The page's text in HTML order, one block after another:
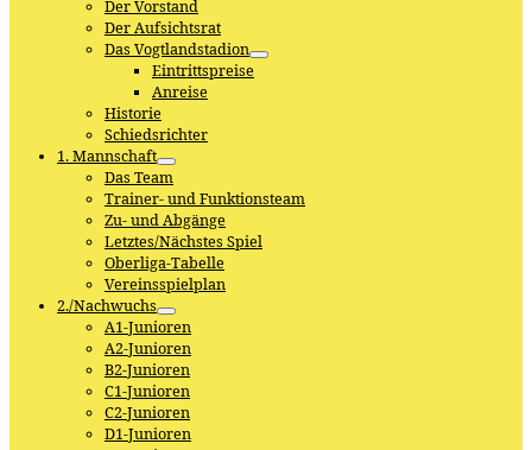
Der Vorstand
Der Aufsichtsrat
Das Vogtlandstadion
Eintrittspreise
Anreise
Historie
Schiedsrichter
1. Mannschaft
Das Team
Trainer- und Funktionsteam
Zu- und Abgänge
Letztes/Nächstes Spiel
Oberliga-Tabelle
Vereinsspielplan
2./Nachwuchs
A1-Junioren
A2-Junioren
B2-Junioren
C1-Junioren
C2-Junioren
D1-Junioren